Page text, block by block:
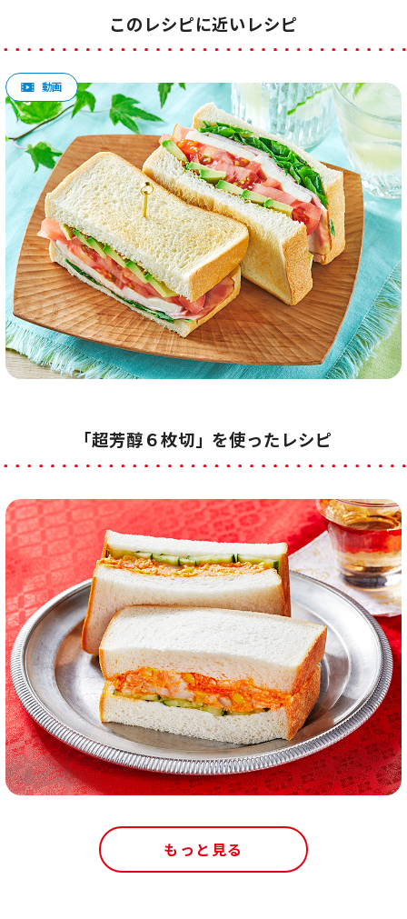
このレシピに近いレシピ
「超芳醇６枚切」を使ったレシピ
もっと見る